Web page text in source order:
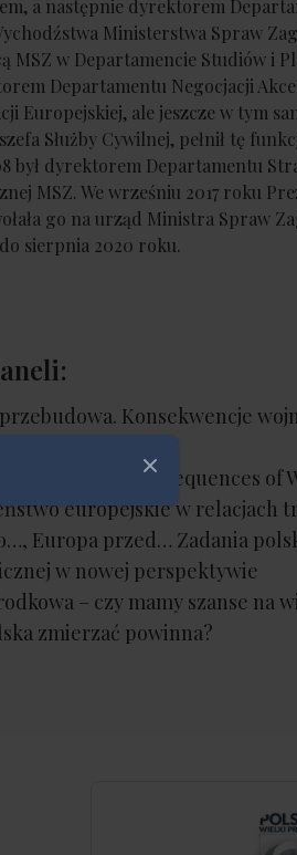
a następnie dyrektorem
Ministerstwa Spraw
MSZ w Departamencie Studiów i
Departamentu Negocjacji
Europejskiej, ale jeszcze w tym
Służby Cywilnej, pełnił tę
był dyrektorem Departamentu
MSZ. We wrześniu 2017 roku
go na urząd Ministra Spraw
sierpnia 2020 roku.
Konsekwencje
Consequences of
europejskie w relacjach
Europa przed… Zadania
w nowej perspektywie
– czy mamy szanse na
zmierzać powinna?
Zamknij